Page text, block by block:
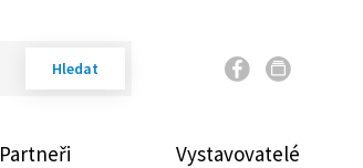
Partneři Vystavovatelé